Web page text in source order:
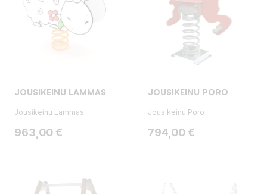
JOUSIKEINU LAMMAS
Jousikeinu Lammas
Hinta
963,00 €
JOUSIKEINU PORO
Jousikeinu Poro
Hinta
794,00 €